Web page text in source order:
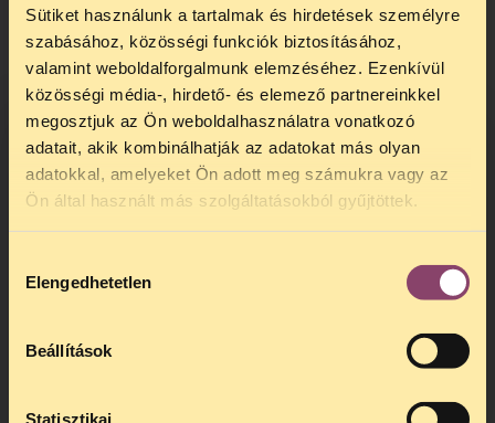
Sütiket használunk a tartalmak és hirdetések személyre
szabásához, közösségi funkciók biztosításához,
valamint weboldalforgalmunk elemzéséhez. Ezenkívül
közösségi média-, hirdető- és elemező partnereinkkel
megosztjuk az Ön weboldalhasználatra vonatkozó
adatait, akik kombinálhatják az adatokat más olyan
adatokkal, amelyeket Ön adott meg számukra vagy az
Ön által használt más szolgáltatásokból gyűjtöttek.
kiválasztása
Elengedhetetlen
Beállítások
Statisztikai
TELEFONOS JOGSEGÉLY
SZÜNET!
hogytelefonos jogsegélyünk július 27 és
telefonos jogsegély
kedden, 13 és 15 óra között lesz
alatt is elér minket.